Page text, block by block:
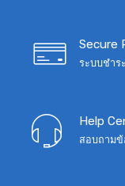
Secure
ระบบชำร
Help
สอบถาม